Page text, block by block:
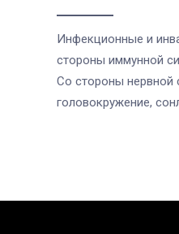
Инфекционные и
стороны иммунной
Со стороны нервной
головокружение,